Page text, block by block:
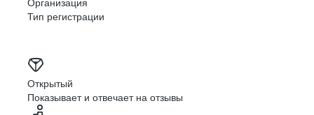
Тип регистрации
Открытый
Показывает и отвечает на отзывы